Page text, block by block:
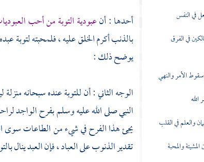
في النفس
في الفرق
الأمر والنهي
الله
والعلم في القلب
والمحبة
أحدها : أنعبودية التوبة من أحب
بالذنب أكرم الخلق عليه ، فلمحبته لتوبة
يوضح ذلك :
الوجه الثاني : أن للتوبة عنده سبحانه
النبي صلى الله عليه وسلم بفرح الواجد
يجئ هذا الفرح في شيء من الطاعات سوى
تقدير الذنوب على العباد ، فإن العبد ينال